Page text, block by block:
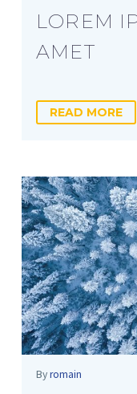
LOREM
AMET
READ MORE
Byromain